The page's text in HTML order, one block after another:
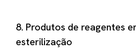
8. Produtos de reagentes
esterilização